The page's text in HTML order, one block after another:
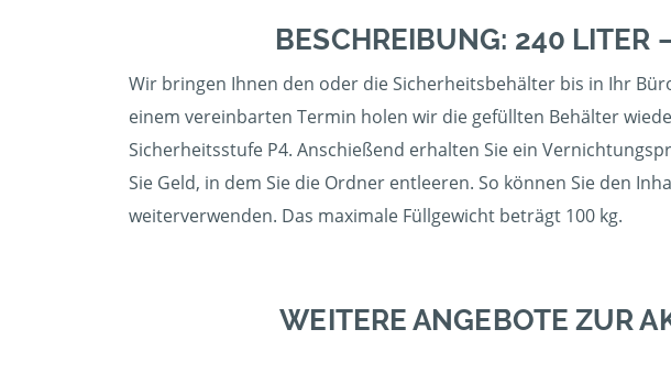
BESCHREIBUNG: 240 LITER
Wir bringen Ihnen den oder die Sicherheitsbehälter bis in Ihr
einem vereinbarten Termin holen wir die gefüllten Behälter
Sicherheitsstufe P4. Anschießend erhalten Sie ein
Sie Geld, in dem Sie die Ordner entleeren. So können Sie den
weiterverwenden. Das maximale Füllgewicht beträgt 100 kg.
WEITERE ANGEBOTE ZUR